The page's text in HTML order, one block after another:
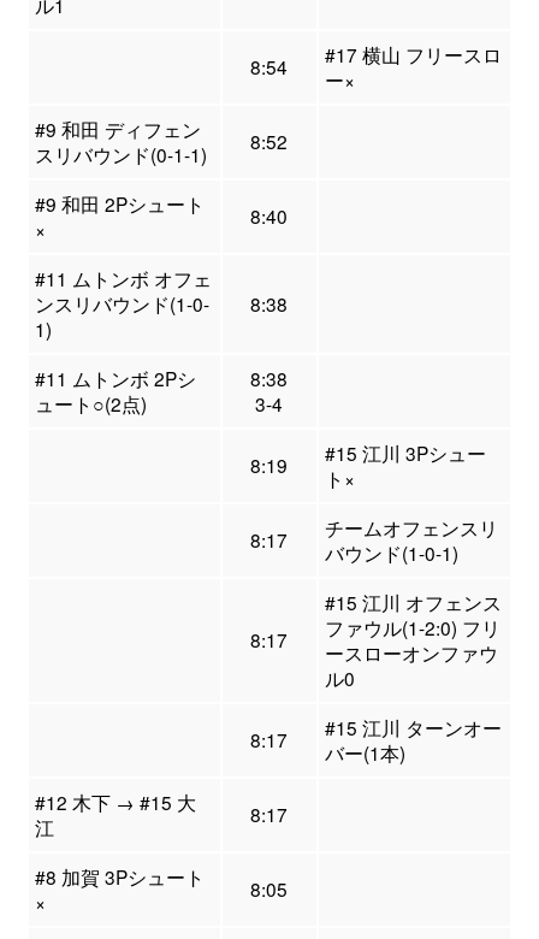
8:54
#17 横山 フリースロ
ー×
#9 和田 ディフェン
スリバウンド(0-1-1)
8:52
#9 和田 2Pシュート
×
8:40
#11 ムトンボ オフェ
ンスリバウンド(1-0-
1)
8:38
#11 ムトンボ 2Pシ
ュート○(2点)
8:38
3-4
8:19
#15 江川 3Pシュー
ト×
8:17
チームオフェンスリ
バウンド(1-0-1)
8:17
#15 江川 オフェンス
ファウル(1-2:0) フリ
ースローオンファウ
ル0
8:17
#15 江川 ターンオー
バー(1本)
#12 木下 → #15 大
江
8:17
#8 加賀 3Pシュート
×
8:05